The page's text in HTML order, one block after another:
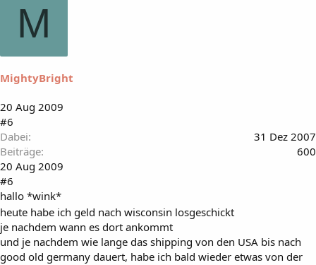
M
MightyBright
20 Aug 2009
#6
Dabei
31 Dez 2007
Beiträge
600
20 Aug 2009
#6
hallo *wink*
heute habe ich geld nach wisconsin losgeschickt
je nachdem wann es dort ankommt
und je nachdem wie lange das shipping von den USA bis nach
good old germany dauert, habe ich bald wieder etwas von der